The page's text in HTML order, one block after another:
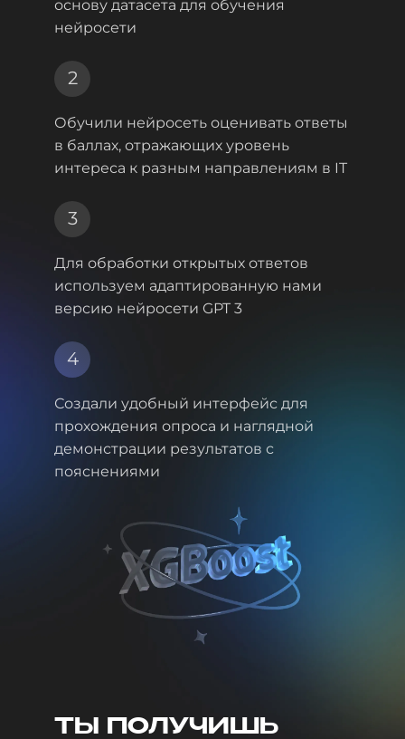
основу датасета для обучения
нейросети
2
Обучили нейросеть оценивать ответы
в баллах, отражающих уровень
интереса к разным направлениям в IT
3
Для обработки открытых ответов
используем адаптированную нами
версию нейросети GPT 3
4
Создали удобный интерфейс для
прохождения опроса и наглядной
демонстрации результатов с
пояснениями
ТЫ ПОЛУЧИШЬ